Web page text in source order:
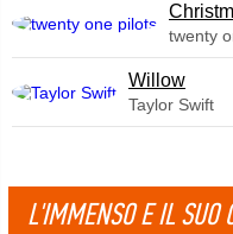
twenty
Willow
Taylor Swift
L'IMMENSO E IL SUO